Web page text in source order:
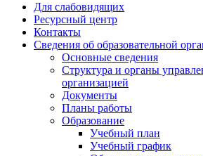
Для слабовидящих
Ресурсный центр
Контакты
Сведения об образовательной
Основные сведения
Структура и органы
организацией
Документы
Планы работы
Образование
Учебный план
Учебный график